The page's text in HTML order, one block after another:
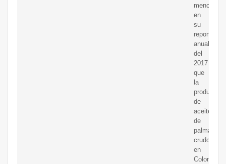
mencionó
en
su
reporte
anual
del
2017
que
la
producción
de
aceite
de
palma
crudo
en
Colombia